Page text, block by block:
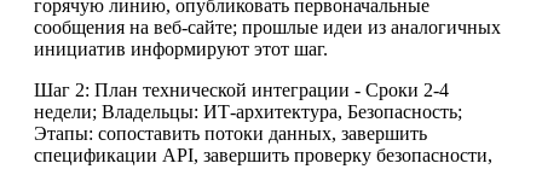
горячую линию, опубликовать первоначальные
сообщения на веб-сайте; прошлые идеи из аналогичных
инициатив информируют этот шаг.
Шаг 2: План технической интеграции - Сроки 2-4
недели; Владельцы: ИТ-архитектура, Безопасность;
Этапы: сопоставить потоки данных, завершить
спецификации API, завершить проверку безопасности,